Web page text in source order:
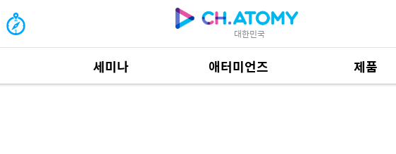
대한민국
세미나 애터미언즈 제품
제품 자료684
건강한 다이어트 프로젝트